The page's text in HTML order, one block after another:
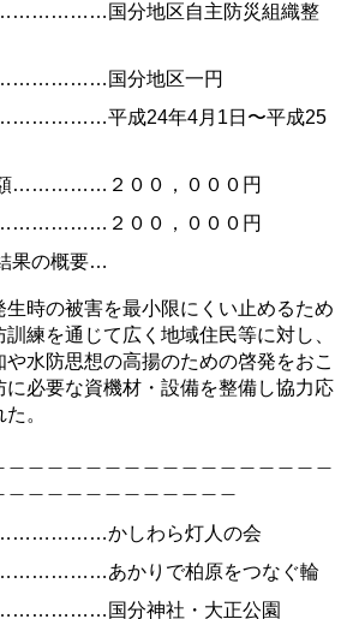
国分地区自主防災組織整
国分地区一円
平成24年4月1日〜平成25
額……………２００，０００円
２００，０００円
果の概要…
時の被害を最小限にくい止めるため
練を通じて広く地域住民等に対し、
水防思想の高揚のための啓発をおこ
に必要な資機材・設備を整備し協力応
。
かしわら灯人の会
あかりで柏原をつなぐ輪
国分神社・大正公園